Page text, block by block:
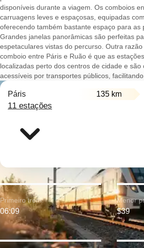
disponíveis durante a viagem. Os comboios
carruagens leves e espaçosas, equipadas
oferecendo também bastante espaço para as
Grandes janelas panorâmicas são perfeitas
espetaculares vistas do percurso. Outra
comboio entre Páris e Ruão é que as
localizadas perto dos centros de cidade e são
acessíveis por transportes públicos,
Páris 135 km
11 estações
Primeiro trem:
06:09
Menor
$39